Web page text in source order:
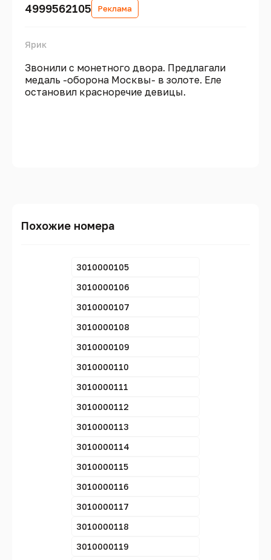
4999562105 Реклама
Ярик
Звонили с монетного двора. Предлагали
медаль -оборона Москвы- в золоте. Еле
остановил красноречие девицы.
Похожие номера
3010000105
3010000106
3010000107
3010000108
3010000109
3010000110
3010000111
3010000112
3010000113
3010000114
3010000115
3010000116
3010000117
3010000118
3010000119